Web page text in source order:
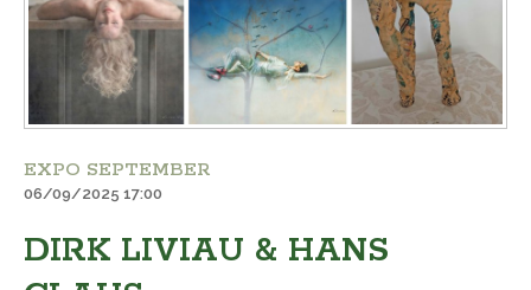
EXPO SEPTEMBER
06/09/2025 17:00
DIRK LIVIAU & HANS